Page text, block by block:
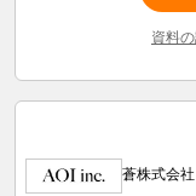
資料
蒼株式会社